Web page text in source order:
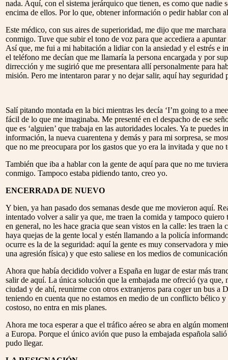
nada. Aquí, con el sistema jerárquico que tienen, es como que nadie
encima de ellos. Por lo que, obtener información o pedir hablar con
Este médico, con sus aires de superioridad, me dijo que me
conmigo. Tuve que subir el tono de voz para que accediera a
Así que, me fui a mi habitación a lidiar con la ansiedad y el estrés e
el teléfono me decían que me llamaría la persona encargada y por
dirrección y me sugirió que me presentara allí personalmente para
misión. Pero me intentaron parar y no dejar salir, aquí hay
Salí pitando montada en la bici mientras les decía ‘I’m going to a
fácil de lo que me imaginaba. Me presenté en el despacho de ese
que es ‘alguien’ que trabaja en las autoridades locales. Ya te
información, la nueva cuarentena y demás y para mi sorpresa, se
que no me preocupara por los gastos que yo era la invitada y que no
También que iba a hablar con la gente de aquí para que no me
conmigo. Tampoco estaba pidiendo tanto, creo yo.
ENCERRADA DE NUEVO
Y bien, ya han pasado dos semanas desde que me movieron aquí.
intentado volver a salir ya que, me traen la comida y tampoco quiero
en general, no les hace gracia que sean vistos en la calle: les traen
haya quejas de la gente local y estén llamando a la policía
ocurre es la de la seguridad: aquí la gente es muy conservadora y
una agresión física) y que esto saliese en los medios de
Ahora que había decidido volver a España en lugar de estar más
salir de aquí. La única solución que la embajada me ofreció (ya
ciudad y de ahí, reunirme con otros extranjeros para coger un bus a
teniendo en cuenta que no estamos en medio de un conflicto bélico
costoso, no entra en mis planes.
Ahora me toca esperar a que el tráfico aéreo se abra en algún
a Europa. Porque el único avión que puso la embajada española
pudo llegar.